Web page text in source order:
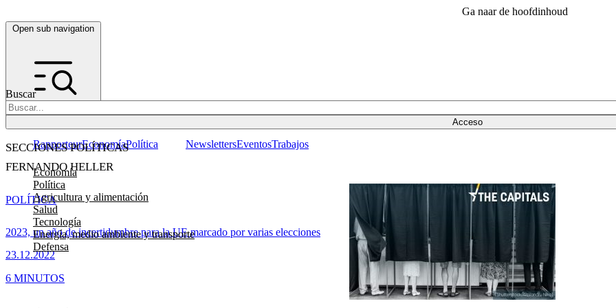
Ga naar de hoofdinhoud
Open sub navigation
Buscar
Acceso
SECCIONES POLÍTICAS
Economía
Política
Agricultura y alimentación
Salud
Tecnología
Energía, medio ambiente y transporte
Defensa
RapporteurEconomíaPolítica NewslettersEventosTrabajos
FERNANDO HELLER
2023, un año de incertidumbre para la UE marcado por varias elecciones
23.12.2022
POLÍTICA
6 MINUTOS